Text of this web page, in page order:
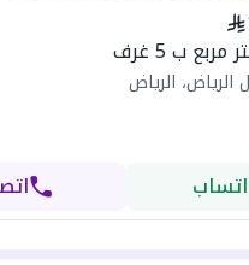
الرياض